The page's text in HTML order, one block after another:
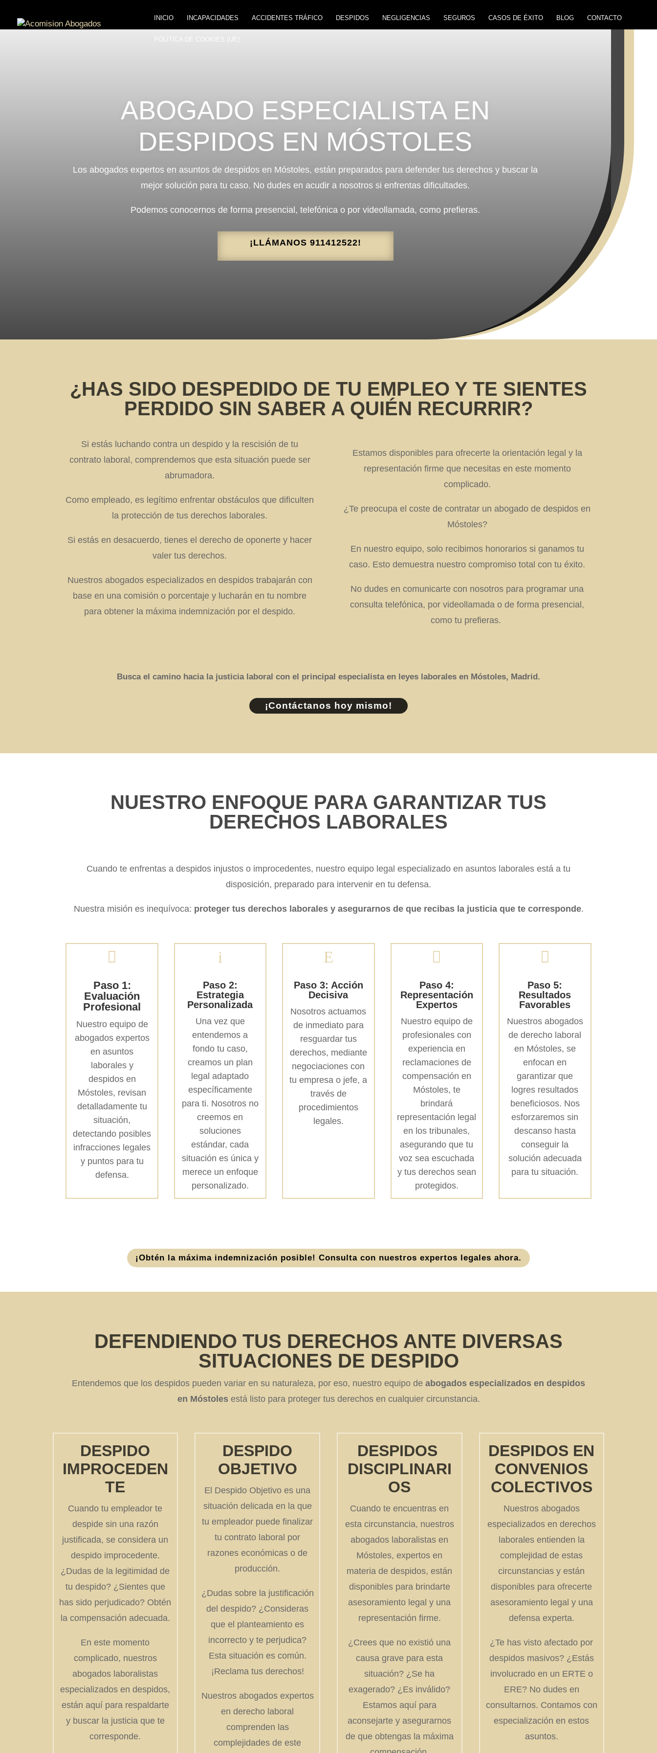
INICIO INCAPACIDADES ACCIDENTES TRÁFICO DESPIDOS NEGLIGENCIAS SEGUROS CASOS DE ÉXITO BLOG CONTACTO
POLÍTICA DE COOKIES (UE)
ABOGADO ESPECIALISTA EN
DESPIDOS EN MÓSTOLES
Los abogados expertos en asuntos de despidos en Móstoles, están preparados para defender tus derechos y buscar la
mejor solución para tu caso. No dudes en acudir a nosotros si enfrentas dificultades.
Podemos conocernos de forma presencial, telefónica o por videollamada, como prefieras.
¡LLÁMANOS 911412522!
¿HAS SIDO DESPEDIDO DE TU EMPLEO Y TE SIENTES
PERDIDO SIN SABER A QUIÉN RECURRIR?
Si estás luchando contra un despido y la rescisión de tu
contrato laboral, comprendemos que esta situación puede ser
abrumadora.
Como empleado, es legítimo enfrentar obstáculos que dificulten
la protección de tus derechos laborales.
Si estás en desacuerdo, tienes el derecho de oponerte y hacer
valer tus derechos.
Nuestros abogados especializados en despidos trabajarán con
base en una comisión o porcentaje y lucharán en tu nombre
para obtener la máxima indemnización por el despido.
Estamos disponibles para ofrecerte la orientación legal y la
representación firme que necesitas en este momento
complicado.
¿Te preocupa el coste de contratar un abogado de despidos en
Móstoles?
En nuestro equipo, solo recibimos honorarios si ganamos tu
caso. Esto demuestra nuestro compromiso total con tu éxito.
No dudes en comunicarte con nosotros para programar una
consulta telefónica, por videollamada o de forma presencial,
como tu prefieras.
Busca el camino hacia la justicia laboral con el principal especialista en leyes laborales en Móstoles, Madrid.
¡Contáctanos hoy mismo!
NUESTRO ENFOQUE PARA GARANTIZAR TUS
DERECHOS LABORALES
Cuando te enfrentas a despidos injustos o improcedentes, nuestro equipo legal especializado en asuntos laborales está a tu
disposición, preparado para intervenir en tu defensa.
Nuestra misión es inequívoca: proteger tus derechos laborales y asegurarnos de que recibas la justicia que te corresponde.

Paso 1:
Evaluación
Profesional
Nuestro equipo de
abogados expertos
en asuntos
laborales y
despidos en
Móstoles, revisan
detalladamente tu
situación,
detectando posibles
infracciones legales
y puntos para tu
defensa.
i
Paso 2:
Estrategia
Personalizada
Una vez que
entendemos a
fondo tu caso,
creamos un plan
legal adaptado
específicamente
para ti. Nosotros no
creemos en
soluciones
estándar, cada
situación es única y
merece un enfoque
personalizado.
E
Paso 3: Acción
Decisiva
Nosotros actuamos
de inmediato para
resguardar tus
derechos, mediante
negociaciones con
tu empresa o jefe, a
través de
procedimientos
legales.

Paso 4:
Representación
Expertos
Nuestro equipo de
profesionales con
experiencia en
reclamaciones de
compensación en
Móstoles, te
brindará
representación legal
en los tribunales,
asegurando que tu
voz sea escuchada
y tus derechos sean
protegidos.

Paso 5:
Resultados
Favorables
Nuestros abogados
de derecho laboral
en Móstoles, se
enfocan en
garantizar que
logres resultados
beneficiosos. Nos
esforzaremos sin
descanso hasta
conseguir la
solución adecuada
para tu situación.
¡Obtén la máxima indemnización posible! Consulta con nuestros expertos legales ahora.
DEFENDIENDO TUS DERECHOS ANTE DIVERSAS
SITUACIONES DE DESPIDO
Entendemos que los despidos pueden variar en su naturaleza, por eso, nuestro equipo de abogados especializados en despidos
en Móstolesestá listo para proteger tus derechos en cualquier circunstancia.
DESPIDO
IMPROCEDEN
TE
Cuando tu empleador te
despide sin una razón
justificada, se considera un
despido improcedente.
¿Dudas de la legitimidad de
tu despido? ¿Sientes que
has sido perjudicado? Obtén
la compensación adecuada.
En este momento
complicado, nuestros
abogados laboralistas
especializados en despidos,
están aquí para respaldarte
y buscar la justicia que te
corresponde.
DESPIDO
OBJETIVO
El Despido Objetivo es una
situación delicada en la que
tu empleador puede finalizar
tu contrato laboral por
razones económicas o de
producción.
¿Dudas sobre la justificación
del despido? ¿Consideras
que el planteamiento es
incorrecto y te perjudica?
Esta situación es común.
¡Reclama tus derechos!
Nuestros abogados expertos
en derecho laboral
comprenden las
complejidades de este
DESPIDOS
DISCIPLINARI
OS
Cuando te encuentras en
esta circunstancia, nuestros
abogados laboralistas en
Móstoles, expertos en
materia de despidos, están
disponibles para brindarte
asesoramiento legal y una
representación firme.
¿Crees que no existió una
causa grave para esta
situación? ¿Se ha
exagerado? ¿Es inválido?
Estamos aquí para
aconsejarte y asegurarnos
de que obtengas la máxima
DESPIDOS EN
CONVENIOS
COLECTIVOS
Nuestros abogados
especializados en derechos
laborales entienden la
complejidad de estas
circunstancias y están
disponibles para ofrecerte
asesoramiento legal y una
defensa experta.
¿Te has visto afectado por
despidos masivos? ¿Estás
involucrado en un ERTE o
ERE? No dudes en
consultarnos. Contamos con
especialización en estos
asuntos.